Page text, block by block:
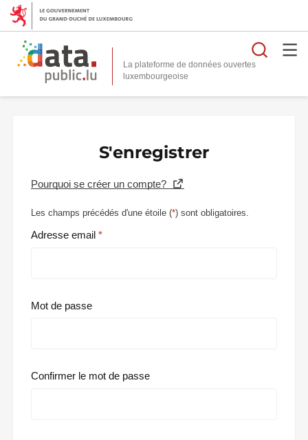
La plateforme de données ouvertes
S'enregistrer
Pourquoi se créer un compte?
Les champs précédés d'une étoile (*) sont obligatoires.
Adresse email
Mot de passe
Confirmer le mot de passe